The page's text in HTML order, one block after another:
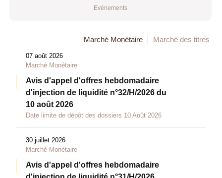
Evénements
Marché Monétaire Marché des titres
07 août 2026
Marché Monétaire
Avis d'appel d'offres hebdomadaire
d'injection de liquidité n°32/H/2026 du
10 août 2026
Date limite de dépôt des dossiers 10 Août 2026
30 juillet 2026
Marché Monétaire
Avis d'appel d'offres hebdomadaire